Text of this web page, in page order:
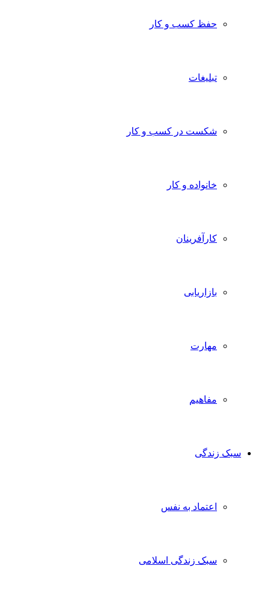
حفظ کسب و کار
تبلیغات
شکست در کسب و کار
خانواده و کار
کارآفرینان
بازاریابی
مهارت
مفاهیم
سبک زندگی
اعتماد به نفس
سبک زندگی اسلامی